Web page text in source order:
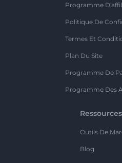
Programme
Politique De
Termes Et
Plan Du Site
Programme De
Programme Des
Ressources
Outils De
Blog